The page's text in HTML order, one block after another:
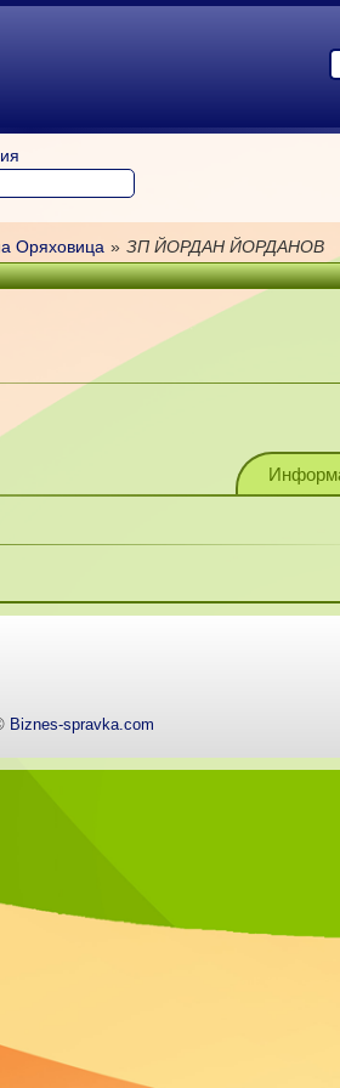
Оряховица » ЗП ЙОРДАН ЙОРДАНОВ
Biznes-spravka.com